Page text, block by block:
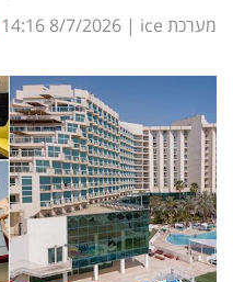
משפט
מדדים
ומחקרים
דעות
רכילות
עסקית
מערכת ice |
8/7/2026
14:16